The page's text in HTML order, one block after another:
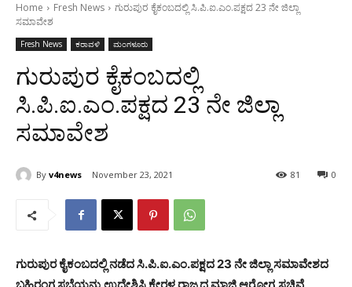
Home Fresh News
ಗುರುಪುರ ಕೈಕಂಬದಲ್ಲಿ ಸಿ.ಪಿ.ಐ.ಎಂ.ಪಕ್ಷದ 23 ನೇ ಜಿಲ್ಲಾ
ಸಮಾವೇಶ
Fresh News ಕರಾವಳಿ ಮಂಗಳೂರು
ಗುರುಪುರ ಕೈಕಂಬದಲ್ಲಿ
ಸಿ.ಪಿ.ಐ.ಎಂ.ಪಕ್ಷದ 23 ನೇ ಜಿಲ್ಲಾ
ಸಮಾವೇಶ
By v4news November 23, 2021 0
81
ಗುರುಪುರ ಕೈಕಂಬದಲ್ಲಿ ನಡೆದ ಸಿ.ಪಿ.ಐ.ಎಂ.ಪಕ್ಷದ 23 ನೇ ಜಿಲ್ಲಾ ಸಮಾವೇಶದ